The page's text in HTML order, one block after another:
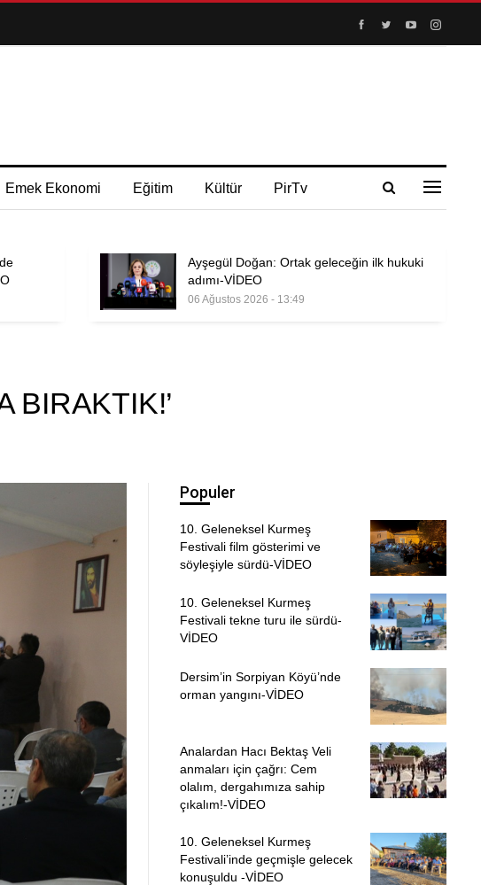
Emek Ekonomi Eğitim Kültür PirTv
Ayşegül Doğan: Ortak geleceğin ilk hukuki
adımı-VİDEO
06 Ağustos 2026 - 13:49
BIRAKTIK!’
Populer
10. Geleneksel Kurmeş
Festivali film gösterimi ve
söyleşiyle sürdü-VİDEO
10. Geleneksel Kurmeş
Festivali tekne turu ile sürdü-
VİDEO
Dersim’in Sorpiyan Köyü’nde
orman yangını-VİDEO
Analardan Hacı Bektaş Veli
anmaları için çağrı: Cem
olalım, dergahımıza sahip
çıkalım!-VİDEO
10. Geleneksel Kurmeş
Festivali’inde geçmişle gelecek
konuşuldu -VİDEO